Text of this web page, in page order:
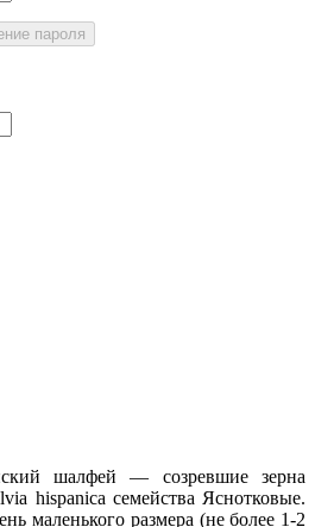
пароля
шалфей — созревшие зерна
hispanica семейства Яснотковые.
маленького размера (не более 1-2